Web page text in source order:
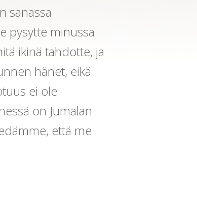
sanassa
pysytte minussa
ikinä tahdotte, ja
hänet, eikä
ei ole
on Jumalan
että me